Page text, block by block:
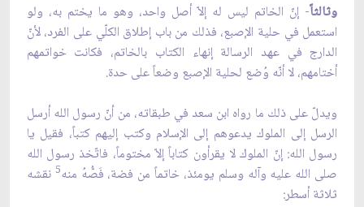
وثالثاً- إنّ الخاتم ليس له إلاّ أصل واحد، وهو ما يختم به، ولو
استعمل في حلية الإصبع، فذلك من باب إطلاق الكلّي على الفرد، لأنّ
الدارج في عهد الرسالة إنهاء الكتاب بالخاتم، فكانت خواتمهم
أختامهم، لا أنّه وُضع لحلية الإصبع وضعاً على حدة.
ويدلّ على ذلك ما رواه ابن سعد في طبقاته، من أنّ رسول الله أرسل
الرسل إلى الملوك يدعوهم إلى الإسلام وكتب إليهم كتباً، فقيل يا
رسول الله: إنّ الملوك لا يقرأون كتاباً إلاّ مختوماً، فاتّخذ رسول الله
صلى الله عليه وآله وسلم يومئذ، خاتماً من فضة، فَصُّهُ منه5 نقشه
ثلاثة أسطر: